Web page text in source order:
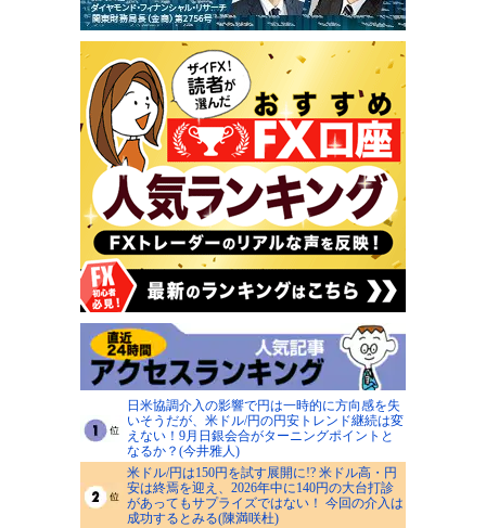
日米協調介入の影響で円は一時的に方向感を失
いそうだが、米ドル/円の円安トレンド継続は変
えない！9月日銀会合がターニングポイントと
なるか？(今井雅人)
米ドル/円は150円を試す展開に!? 米ドル高・円
安は終焉を迎え、2026年中に140円の大台打診
があってもサプライズではない！ 今回の介入は
成功するとみる(陳満咲杜)